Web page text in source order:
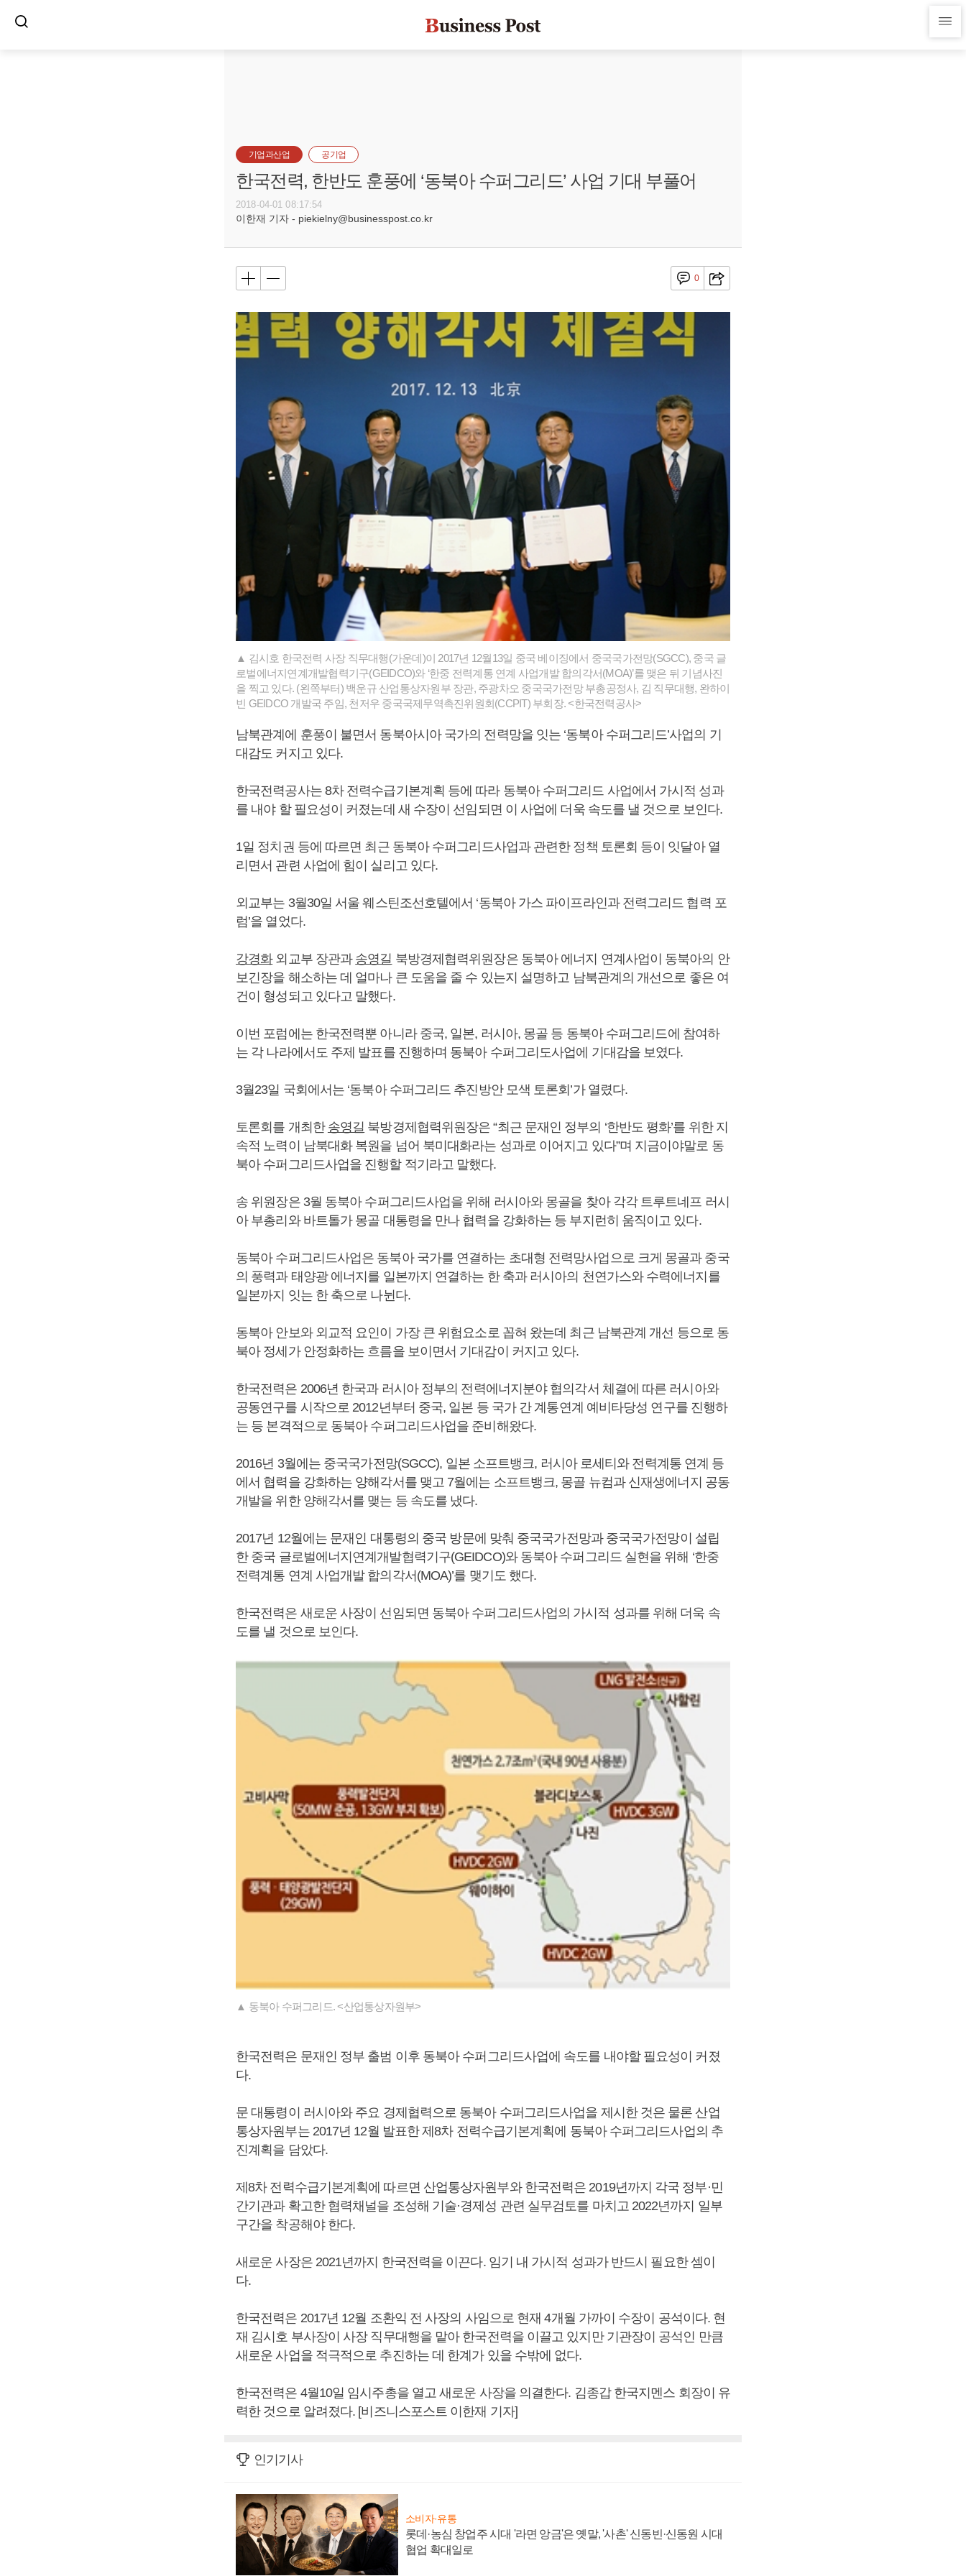
기업과산업 공기업
한국전력, 한반도 훈풍에 ‘동북아 수퍼그리드’ 사업 기대 부풀어
2018-04-01 08:17:54
이한재 기자 - piekielny@businesspost.co.kr
0
▲ 김시호 한국전력 사장 직무대행(가운데)이 2017년 12월13일 중국 베이징에서 중국국가전망(SGCC), 중국 글
로벌에너지연계개발협력기구(GEIDCO)와 ‘한중 전력계통 연계 사업개발 합의각서(MOA)’를 맺은 뒤 기념사진
을 찍고 있다. (왼쪽부터) 백운규 산업통상자원부 장관, 주광차오 중국국가전망 부총공정사, 김 직무대행, 완하이
빈 GEIDCO 개발국 주임, 천저우 중국국제무역촉진위원회(CCPIT) 부회장. <한국전력공사>
남북관계에 훈풍이 불면서 동북아시아 국가의 전력망을 잇는 ‘동북아 수퍼그리드’사업의 기
대감도 커지고 있다.
한국전력공사는 8차 전력수급기본계획 등에 따라 동북아 수퍼그리드 사업에서 가시적 성과
를 내야 할 필요성이 커졌는데 새 수장이 선임되면 이 사업에 더욱 속도를 낼 것으로 보인다.
1일 정치권 등에 따르면 최근 동북아 수퍼그리드사업과 관련한 정책 토론회 등이 잇달아 열
리면서 관련 사업에 힘이 실리고 있다.
외교부는 3월30일 서울 웨스틴조선호텔에서 ‘동북아 가스 파이프라인과 전력그리드 협력 포
럼’을 열었다.
강경화외교부 장관과 송영길 북방경제협력위원장은 동북아 에너지 연계사업이 동북아의 안
보긴장을 해소하는 데 얼마나 큰 도움을 줄 수 있는지 설명하고 남북관계의 개선으로 좋은 여
건이 형성되고 있다고 말했다.
이번 포럼에는 한국전력뿐 아니라 중국, 일본, 러시아, 몽골 등 동북아 수퍼그리드에 참여하
는 각 나라에서도 주제 발표를 진행하며 동북아 수퍼그리도사업에 기대감을 보였다.
3월23일 국회에서는 ‘동북아 수퍼그리드 추진방안 모색 토론회’가 열렸다.
토론회를 개최한 송영길 북방경제협력위원장은 “최근 문재인 정부의 ‘한반도 평화’를 위한 지
속적 노력이 남북대화 복원을 넘어 북미대화라는 성과로 이어지고 있다”며 지금이야말로 동
북아 수퍼그리드사업을 진행할 적기라고 말했다.
송 위원장은 3월 동북아 수퍼그리드사업을 위해 러시아와 몽골을 찾아 각각 트루트네프 러시
아 부총리와 바트톨가 몽골 대통령을 만나 협력을 강화하는 등 부지런히 움직이고 있다.
동북아 수퍼그리드사업은 동북아 국가를 연결하는 초대형 전력망사업으로 크게 몽골과 중국
의 풍력과 태양광 에너지를 일본까지 연결하는 한 축과 러시아의 천연가스와 수력에너지를
일본까지 잇는 한 축으로 나뉜다.
동북아 안보와 외교적 요인이 가장 큰 위험요소로 꼽혀 왔는데 최근 남북관계 개선 등으로 동
북아 정세가 안정화하는 흐름을 보이면서 기대감이 커지고 있다.
한국전력은 2006년 한국과 러시아 정부의 전력에너지분야 협의각서 체결에 따른 러시아와
공동연구를 시작으로 2012년부터 중국, 일본 등 국가 간 계통연계 예비타당성 연구를 진행하
는 등 본격적으로 동북아 수퍼그리드사업을 준비해왔다.
2016년 3월에는 중국국가전망(SGCC), 일본 소프트뱅크, 러시아 로세티와 전력계통 연계 등
에서 협력을 강화하는 양해각서를 맺고 7월에는 소프트뱅크, 몽골 뉴컴과 신재생에너지 공동
개발을 위한 양해각서를 맺는 등 속도를 냈다.
2017년 12월에는 문재인 대통령의 중국 방문에 맞춰 중국국가전망과 중국국가전망이 설립
한 중국 글로벌에너지연계개발협력기구(GEIDCO)와 동북아 수퍼그리드 실현을 위해 ‘한중
전력계통 연계 사업개발 합의각서(MOA)’를 맺기도 했다.
한국전력은 새로운 사장이 선임되면 동북아 수퍼그리드사업의 가시적 성과를 위해 더욱 속
도를 낼 것으로 보인다.
▲ 동북아 수퍼그리드. <산업통상자원부>
한국전력은 문재인 정부 출범 이후 동북아 수퍼그리드사업에 속도를 내야할 필요성이 커졌
다.
문 대통령이 러시아와 주요 경제협력으로 동북아 수퍼그리드사업을 제시한 것은 물론 산업
통상자원부는 2017년 12월 발표한 제8차 전력수급기본계획에 동북아 수퍼그리드사업의 추
진계획을 담았다.
제8차 전력수급기본계획에 따르면 산업통상자원부와 한국전력은 2019년까지 각국 정부·민
간기관과 확고한 협력채널을 조성해 기술·경제성 관련 실무검토를 마치고 2022년까지 일부
구간을 착공해야 한다.
새로운 사장은 2021년까지 한국전력을 이끈다. 임기 내 가시적 성과가 반드시 필요한 셈이
다.
한국전력은 2017년 12월 조환익 전 사장의 사임으로 현재 4개월 가까이 수장이 공석이다. 현
재 김시호 부사장이 사장 직무대행을 맡아 한국전력을 이끌고 있지만 기관장이 공석인 만큼
새로운 사업을 적극적으로 추진하는 데 한계가 있을 수밖에 없다.
한국전력은 4월10일 임시주총을 열고 새로운 사장을 의결한다. 김종갑 한국지멘스 회장이 유
력한 것으로 알려졌다. [비즈니스포스트 이한재 기자]
인기기사
소비자·유통
롯데·농심 창업주 시대 '라면 앙금'은 옛말, '사촌' 신동빈·신동원 시대
협업 확대일로